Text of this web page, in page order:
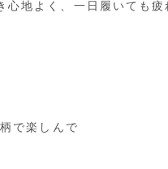
地よく、一日履いても疲
で楽しんで